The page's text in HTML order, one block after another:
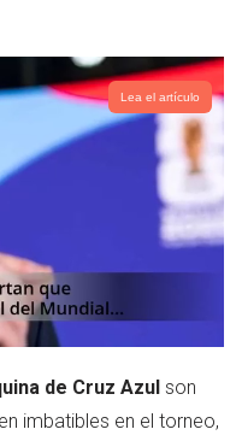
Lea el artículo
de Cruz Azul son
imbatibles en el torneo,